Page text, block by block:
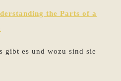
the Parts of a
gibt es und wozu sind sie